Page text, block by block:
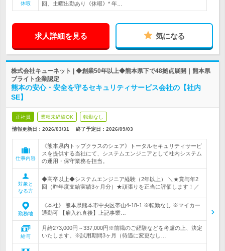
休暇
回、土曜出勤あり《休暇》* 年…
求人詳細を見る 気になる
株式会社キューネット | ◆創業50年以上◆熊本県下で48拠点展開｜熊本県
ブライト企業認定
熊本の安心・安全を守るセキュリティサービス会社の【社内
SE】
正社員 業種未経験OK 転勤なし
情報更新日：2026/03/31 終了予定日： 2026/09/03
仕事内容
《熊本県内トップクラスのシェア》トータルセキュリティサービ
スを提供する当社にて、システムエンジニアとして社内システム
の運用・保守業務を担当。
対象と
なる方
◆高卒以上◆システムエンジニア経験（2年以上） ＼★賞与年2
回（昨年度支給実績3ヶ月分）★頑張りを正当に評価します！／
勤務地
《本社》 熊本県熊本市中央区帯山4-18-1 ※転勤なし ※マイカー
通勤可 【雇入れ直後】上記事業…
給与
月給273,000円～337,000円※前職のご経験などを考慮の上、決定
いたします。※試用期間3ヶ月（待遇に変更なし…